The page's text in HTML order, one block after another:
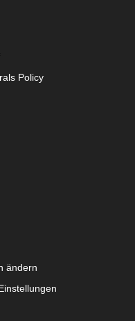
Policy
ändern